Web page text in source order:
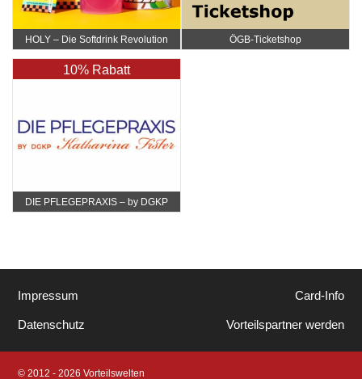
HOLY – Die Softdrink Revolution ÖGB-Ticketshop
10% Rabatt
DIE PFLEGEPRAXIS – by DGKP
Impressum
Datenschutz
Card-Info
Vorteilspartner werden
© 2012 - 2026 Vorteilswelten